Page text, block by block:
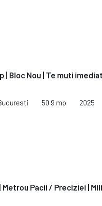
| Bloc Nou | Te muti
50.9 mp 2025
Metrou Pacii / Preciziei |